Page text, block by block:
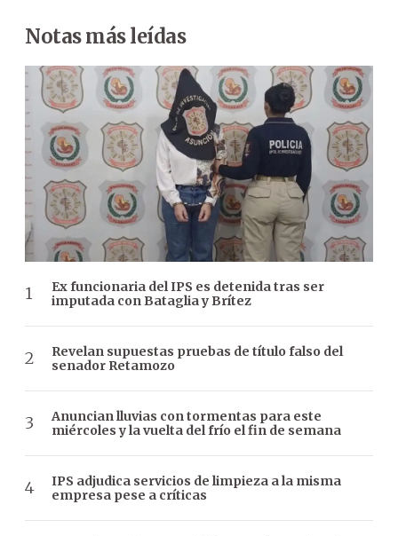
Notas más leídas
Ex funcionaria del IPS es detenida tras ser
imputada con Bataglia y Brítez
Revelan supuestas pruebas de título falso del
senador Retamozo
Anuncian lluvias con tormentas para este
miércoles y la vuelta del frío el fin de semana
IPS adjudica servicios de limpieza a la misma
empresa pese a críticas